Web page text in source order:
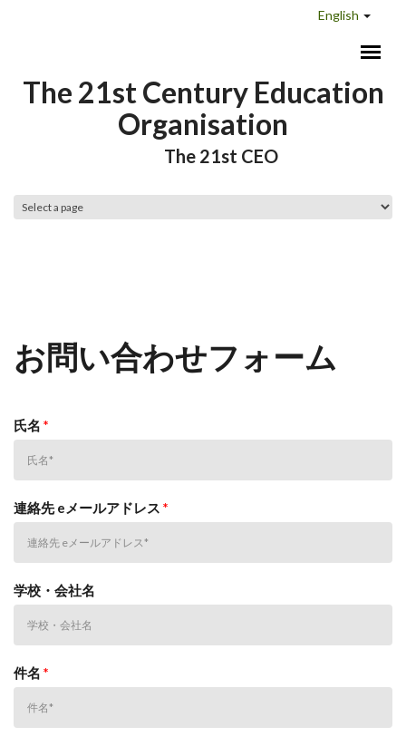
English
The 21st Century Education
Organisation
The 21st CEO
お問い合わせフォーム
氏名 *
連絡先 eメールアドレス *
学校・会社名
件名 *